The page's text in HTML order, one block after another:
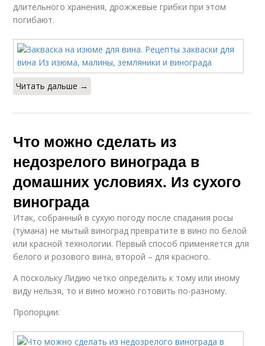
длительного хранения, дрожжевые грибки при этом
погибают.
Читать дальше →
Что можно сделать из
недозрелого винограда в
домашних условиях. Из сухого
винограда
Итак, собранный в сухую погоду после спадания росы
(тумана) не мытый виноград превратите в вино по белой
или красной технологии. Первый способ применяется для
белого и розового вина, второй – для красного.
А поскольку Лидию четко определить к тому или иному
виду нельзя, то и вино можно готовить по-разному.
Пропорции: